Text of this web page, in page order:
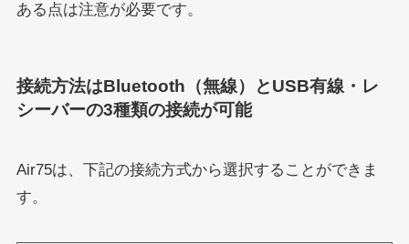
ある点は注意が必要です。
接続方法はBluetooth（無線）とUSB有線・レ
シーバーの3種類の接続が可能
Air75は、下記の接続方式から選択することができま
す。